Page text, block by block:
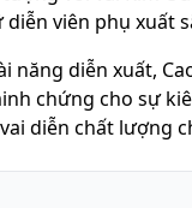
diễn viên phụ xuất
diễn xuất,
chứng cho sự
diễn chất lượng